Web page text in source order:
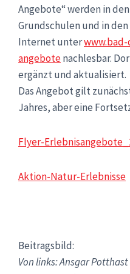
Angebote“ werden in
Grundschulen und in
Internet unter
angebotenachlesbar.
ergänzt und aktualisiert.
Das Angebot gilt
Jahres, aber eine
Flyer-
Aktion-Natur-Erlebnisse
Beitragsbild:
Von links: Ansgar